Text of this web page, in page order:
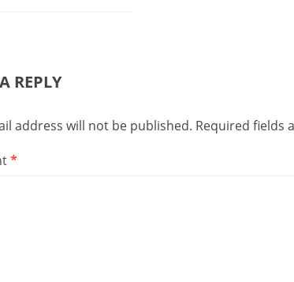
REPLY
address will not be published. Required fields
*